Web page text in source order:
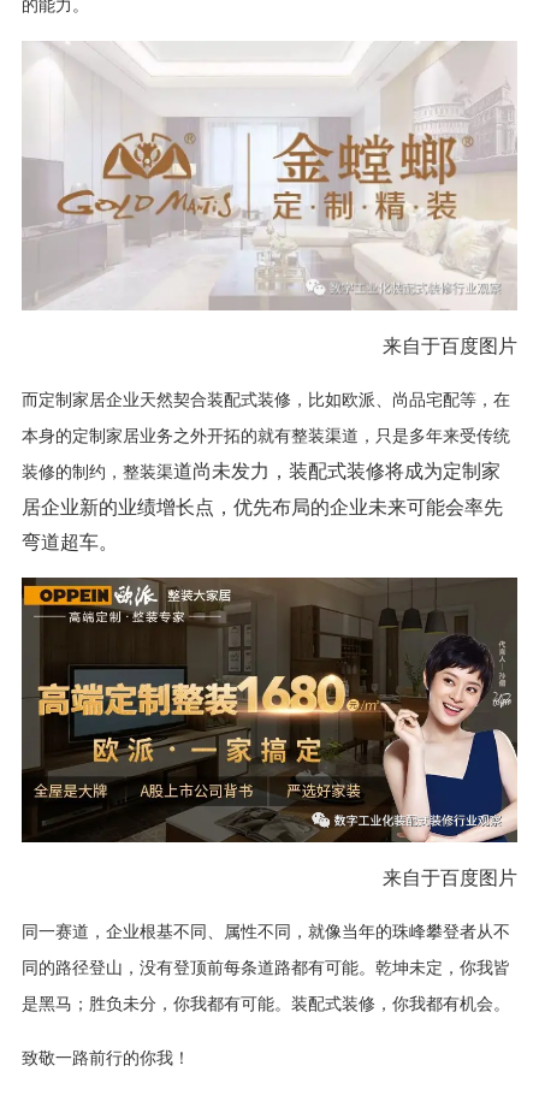
的能力。
来自于百度图片
而定制家居企业天然契合装配式装修，比如欧派、尚品宅配等，在
本身的定制家居业务之外开拓的就有整装渠道，只是多年来受传统
装修的制约，整装渠道尚未发力，装配式装修将成为定制家
居企业新的业绩增长点，优先布局的企业未来可能会率先
弯道超车。
来自于百度图片
同一赛道，企业根基不同、属性不同，就像当年的珠峰攀登者从不
同的路径登山，没有登顶前每条道路都有可能。乾坤未定，你我皆
是黑马；胜负未分，你我都有可能。装配式装修，你我都有机会。
致敬一路前行的你我！